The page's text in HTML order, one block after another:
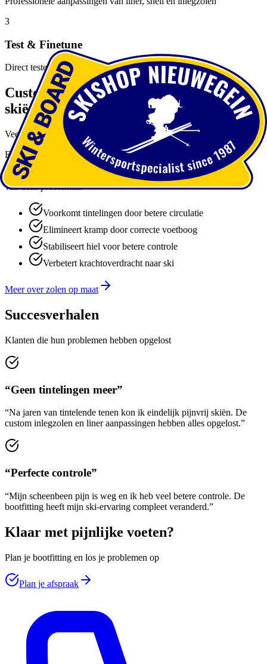
3
Test & Finetune
Direct testen en waar nodig nog verder finetunen
Custom zolen: De basis van comfortabel
skiën
Veel skischoen-problemen beginnen bij slechte voetondersteuning
Een groot deel van de problemen die we zien - tintelende tenen,
kramp, hielbeweging - komt door inadequate voetondersteuning.
Custom zolen op maat vormen vaak de eerste stap in het oplossen
van deze problemen.
Voorkomt tintelingen door betere circulatie
Elimineert kramp door correcte voetboog
Stabiliseert hiel voor betere controle
Verbetert krachtoverdracht naar ski
Meer over zolen op maat
Succesverhalen
Klanten die hun problemen hebben opgelost
“Geen tintelingen meer”
“Na jaren van tintelende tenen kon ik eindelijk pijnvrij skiën. De
custom inlegzolen en liner aanpassingen hebben alles opgelost.”
“Perfecte controle”
“Mijn scheenbeen pijn is weg en ik heb veel betere controle. De
bootfitting heeft mijn ski-ervaring compleet veranderd.”
Klaar met pijnlijke voeten?
Plan je bootfitting en los je problemen op
Plan je afspraak